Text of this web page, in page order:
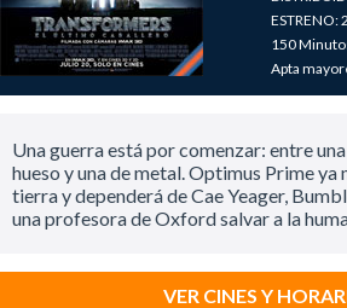
ESTRENO:
150
Apta
Una guerra está por comenzar: entre
hueso y una de metal. Optimus Prime ya
tierra y dependerá de Cae Yeager,
una profesora de Oxford salvar a la
VER CINES Y